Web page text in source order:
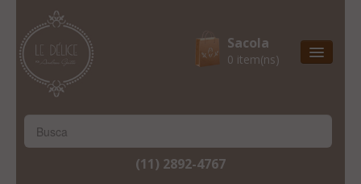
Sacola
0 item(ns)
Natal & 2017
Lista De Desejos
(11) 2892-4767